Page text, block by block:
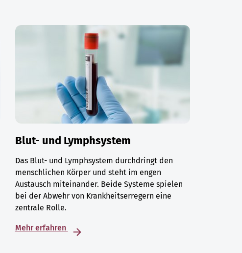
Blut- und Lymphsystem
Das Blut- und Lymphsystem durchdringt den
menschlichen Körper und steht im engen
Austausch miteinander. Beide Systeme spielen
bei der Abwehr von Krankheitserregern eine
zentrale Rolle.
Mehr erfahren